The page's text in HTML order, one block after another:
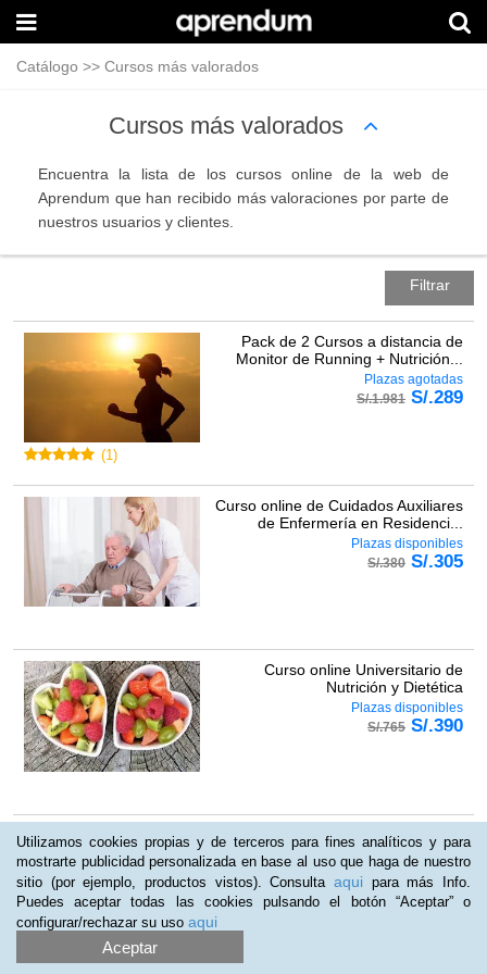
Catálogo >> Cursos más valorados
Cursos más valorados
Encuentra la lista de los cursos online de la web de
Aprendum que han recibido más valoraciones por parte de
nuestros usuarios y clientes.
Filtrar
Pack de 2 Cursos a distancia de
Monitor de Running + Nutrición...
Plazas agotadas
S/.1.981 S/.289
(1)
Curso online de Cuidados Auxiliares
de Enfermería en Residenci...
Plazas disponibles
S/.380 S/.305
Curso online Universitario de
Nutrición y Dietética
Plazas disponibles
S/.765 S/.390
Curso online Básico de Dietética y
Nutrición
Plazas disponibles
S/.200 S/. 104
Utilizamos cookies propias y de terceros para fines analíticos y para
mostrarte publicidad personalizada en base al uso que haga de nuestro
sitio (por ejemplo, productos vistos). Consulta aqui para más Info.
Puedes aceptar todas las cookies pulsando el botón “Aceptar” o
configurar/rechazar su uso aqui
Aceptar